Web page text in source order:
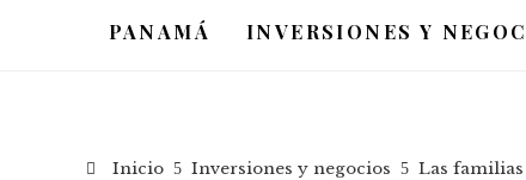
PANAMÁ INVERSIONES Y
Inicio Inversiones y negocios Las familias